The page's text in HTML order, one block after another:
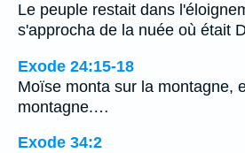
Le peuple restait dans
s'approcha de la nuée où était
Exode 24:15-18
Moïse monta sur la montagne,
montagne.…
Exode 34:2